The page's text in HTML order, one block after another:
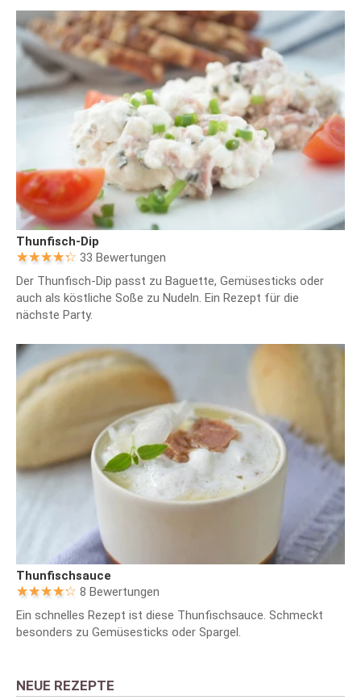
Thunfisch-Dip
33 Bewertungen
Der Thunfisch-Dip passt zu Baguette, Gemüsesticks oder
auch als köstliche Soße zu Nudeln. Ein Rezept für die
nächste Party.
Thunfischsauce
8 Bewertungen
Ein schnelles Rezept ist diese Thunfischsauce. Schmeckt
besonders zu Gemüsesticks oder Spargel.
NEUE REZEPTE